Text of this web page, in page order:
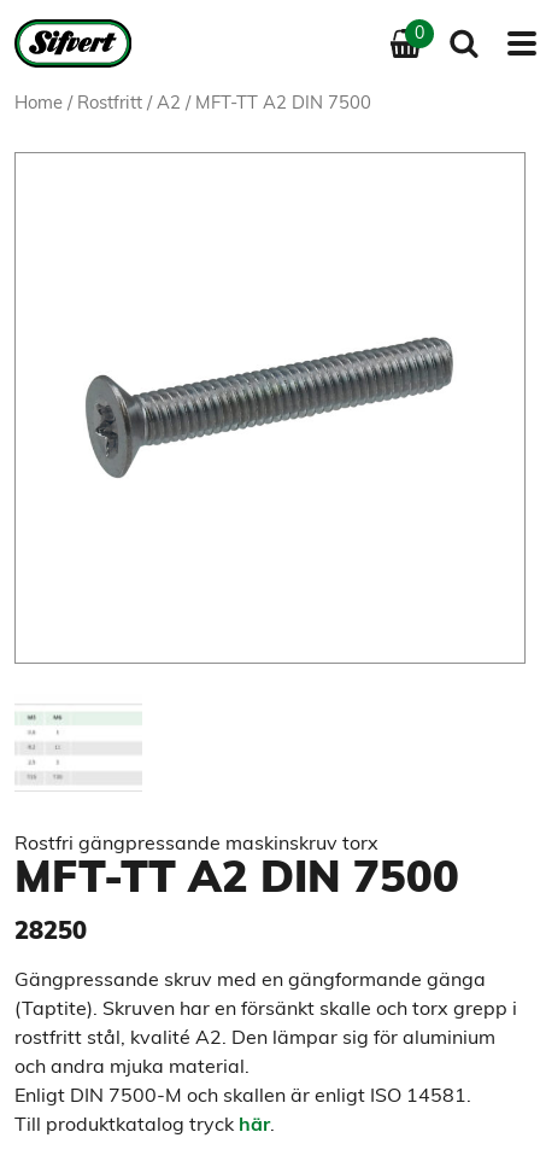
0
Home / Rostfritt / A2 / MFT-TT A2 DIN 7500
Rostfri gängpressande maskinskruv torx
MFT-TT A2 DIN 7500
28250
Gängpressande skruv med en gängformande gänga
(Taptite). Skruven har en försänkt skalle och torx grepp i
rostfritt stål, kvalité A2. Den lämpar sig för aluminium
och andra mjuka material.
Enligt DIN 7500-M och skallen är enligt ISO 14581.
Till produktkatalog tryck här.